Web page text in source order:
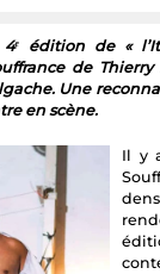
édition de «
de
Une
en scène.
Il y